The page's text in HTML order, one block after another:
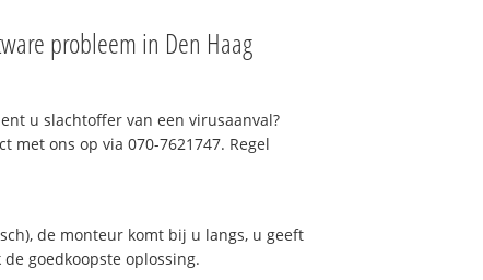
probleem in Den Haag
u slachtoffer van een virusaanval?
met ons op via 070-7621747. Regel
de monteur komt bij u langs, u geeft
de goedkoopste oplossing.